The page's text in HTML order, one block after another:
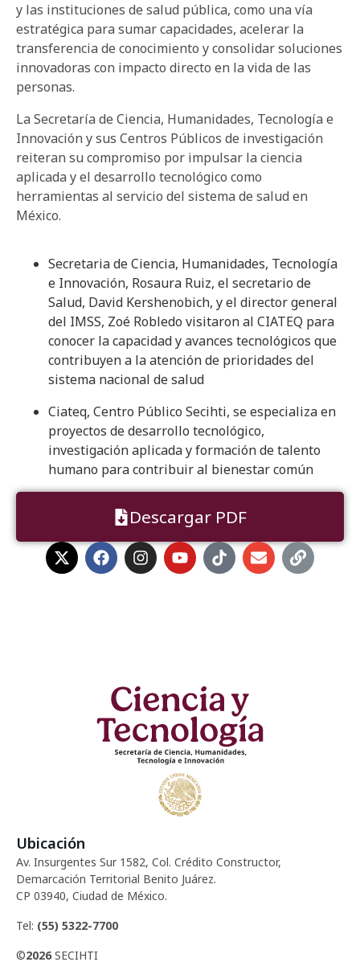
y las instituciones de salud pública, como una vía
estratégica para sumar capacidades, acelerar la
transferencia de conocimiento y consolidar soluciones
innovadoras con impacto directo en la vida de las
personas.
La Secretaría de Ciencia, Humanidades, Tecnología e
Innovación y sus Centros Públicos de investigación
reiteran su compromiso por impulsar la ciencia
aplicada y el desarrollo tecnológico como
herramientas al servicio del sistema de salud en
México.
Secretaria de Ciencia, Humanidades, Tecnología
e Innovación, Rosaura Ruiz, el secretario de
Salud, David Kershenobich, y el director general
del IMSS, Zoé Robledo visitaron al CIATEQ para
conocer la capacidad y avances tecnológicos que
contribuyen a la atención de prioridades del
sistema nacional de salud
Ciateq, Centro Público Secihti, se especializa en
proyectos de desarrollo tecnológico,
investigación aplicada y formación de talento
humano para contribuir al bienestar común
Descargar PDF
Ubicación
Av. Insurgentes Sur 1582, Col. Crédito Constructor,
Demarcación Territorial Benito Juárez.
CP 03940, Ciudad de México.
Tel: (55) 5322-7700
©2026 SECIHTI